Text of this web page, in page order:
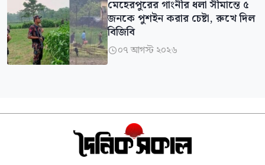
মেহেরপুরের গাংনীর ধলা সীমান্তে ৫
জনকে পুশইন করার চেষ্টা, রুখে দিল
বিজিবি
০৭ আগস্ট ২০২৬